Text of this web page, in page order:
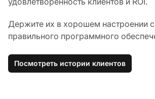
Держите их в хорошем настроении
правильного программного
Посмотреть истории клиентов